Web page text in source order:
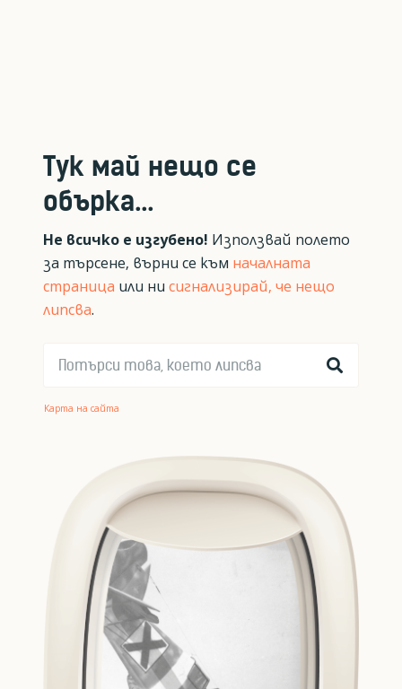
Тук май нещо се
обърка...
Не всичко е изгубено! Използвай полето
за търсене, върни се към началната
страница или ни сигнализирай, че нещо
липсва.
Карта на сайта